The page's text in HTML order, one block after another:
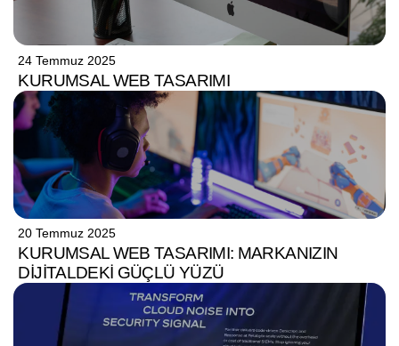
24 Temmuz 2025
KURUMSAL WEB TASARIMI
20 Temmuz 2025
KURUMSAL WEB TASARIMI: MARKANIZIN
DIJITALDEKI GÜÇLÜ YÜZÜ